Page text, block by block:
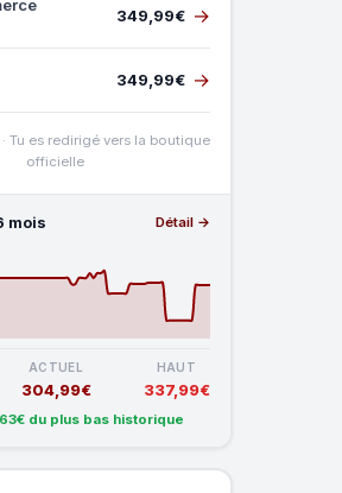
349,99€ →
349,99€ →
· Tu es redirigé vers la boutique
officielle
mois Détail →
ACTUEL
304,99€
HAUT
337,99€
du plus bas historique